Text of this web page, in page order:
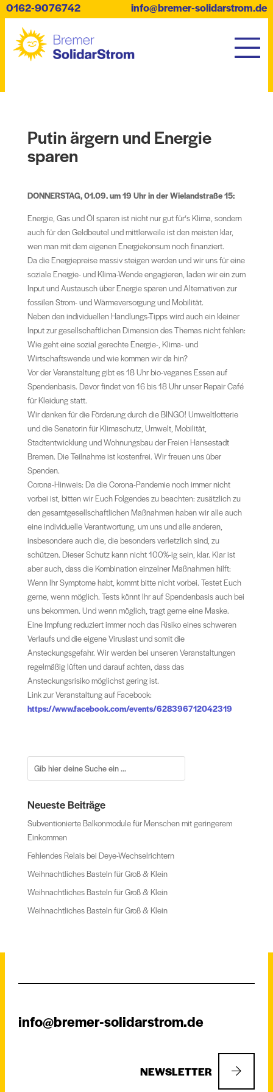
0162-9076742 info@bremer-solidarstrom.de
Putin ärgern und Energie
sparen
DONNERSTAG, 01.09. um 19 Uhr in der Wielandstraße 15:
Energie, Gas und Öl sparen ist nicht nur gut für‘s Klima, sondern
auch für den Geldbeutel und mittlerweile ist den meisten klar,
wen man mit dem eigenen Energiekonsum noch finanziert.
Da die Energiepreise massiv steigen werden und wir uns für eine
soziale Energie- und Klima-Wende engagieren, laden wir ein zum
Input und Austausch über Energie sparen und Alternativen zur
fossilen Strom- und Wärmeversorgung und Mobilität.
Neben den individuellen Handlungs-Tipps wird auch ein kleiner
Input zur gesellschaftlichen Dimension des Themas nicht fehlen:
Wie geht eine sozial gerechte Energie-, Klima- und
Wirtschaftswende und wie kommen wir da hin?
Vor der Veranstaltung gibt es 18 Uhr bio-veganes Essen auf
Spendenbasis. Davor findet von 16 bis 18 Uhr unser Repair Café
für Kleidung statt.
Wir danken für die Förderung durch die BINGO! Umweltlotterie
und die Senatorin für Klimaschutz, Umwelt, Mobilität,
Stadtentwicklung und Wohnungsbau der Freien Hansestadt
Bremen. Die Teilnahme ist kostenfrei. Wir freuen uns über
Spenden.
Corona-Hinweis: Da die Corona-Pandemie noch immer nicht
vorbei ist, bitten wir Euch Folgendes zu beachten: zusätzlich zu
den gesamtgesellschaftlichen Maßnahmen haben wir alle auch
eine individuelle Verantwortung, um uns und alle anderen,
insbesondere auch die, die besonders verletzlich sind, zu
schützen. Dieser Schutz kann nicht 100%-ig sein, klar. Klar ist
aber auch, dass die Kombination einzelner Maßnahmen hilft:
Wenn Ihr Symptome habt, kommt bitte nicht vorbei. Testet Euch
gerne, wenn möglich. Tests könnt Ihr auf Spendenbasis auch bei
uns bekommen. Und wenn möglich, tragt gerne eine Maske.
Eine Impfung reduziert immer noch das Risiko eines schweren
Verlaufs und die eigene Viruslast und somit die
Ansteckungsgefahr. Wir werden bei unseren Veranstaltungen
regelmäßig lüften und darauf achten, dass das
Ansteckungsrisiko möglichst gering ist.
Link zur Veranstaltung auf Facebook:
https://www.facebook.com/events/628396712042319
Neueste Beiträge
Subventionierte Balkonmodule für Menschen mit geringerem
Einkommen
Fehlendes Relais bei Deye-Wechselrichtern
Weihnachtliches Basteln für Groß & Klein
Weihnachtliches Basteln für Groß & Klein
Weihnachtliches Basteln für Groß & Klein
info@bremer-solidarstrom.de
NEWSLETTER